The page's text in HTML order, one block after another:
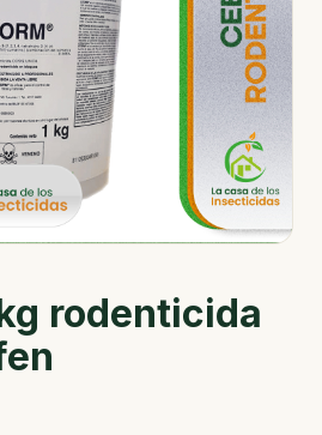
rodenticida